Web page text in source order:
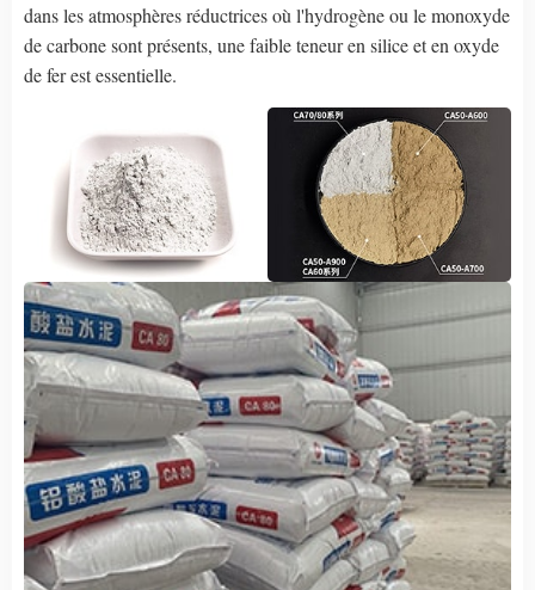
dans les atmosphères réductrices où l'hydrogène ou le monoxyde
de carbone sont présents, une faible teneur en silice et en oxyde
de fer est essentielle.